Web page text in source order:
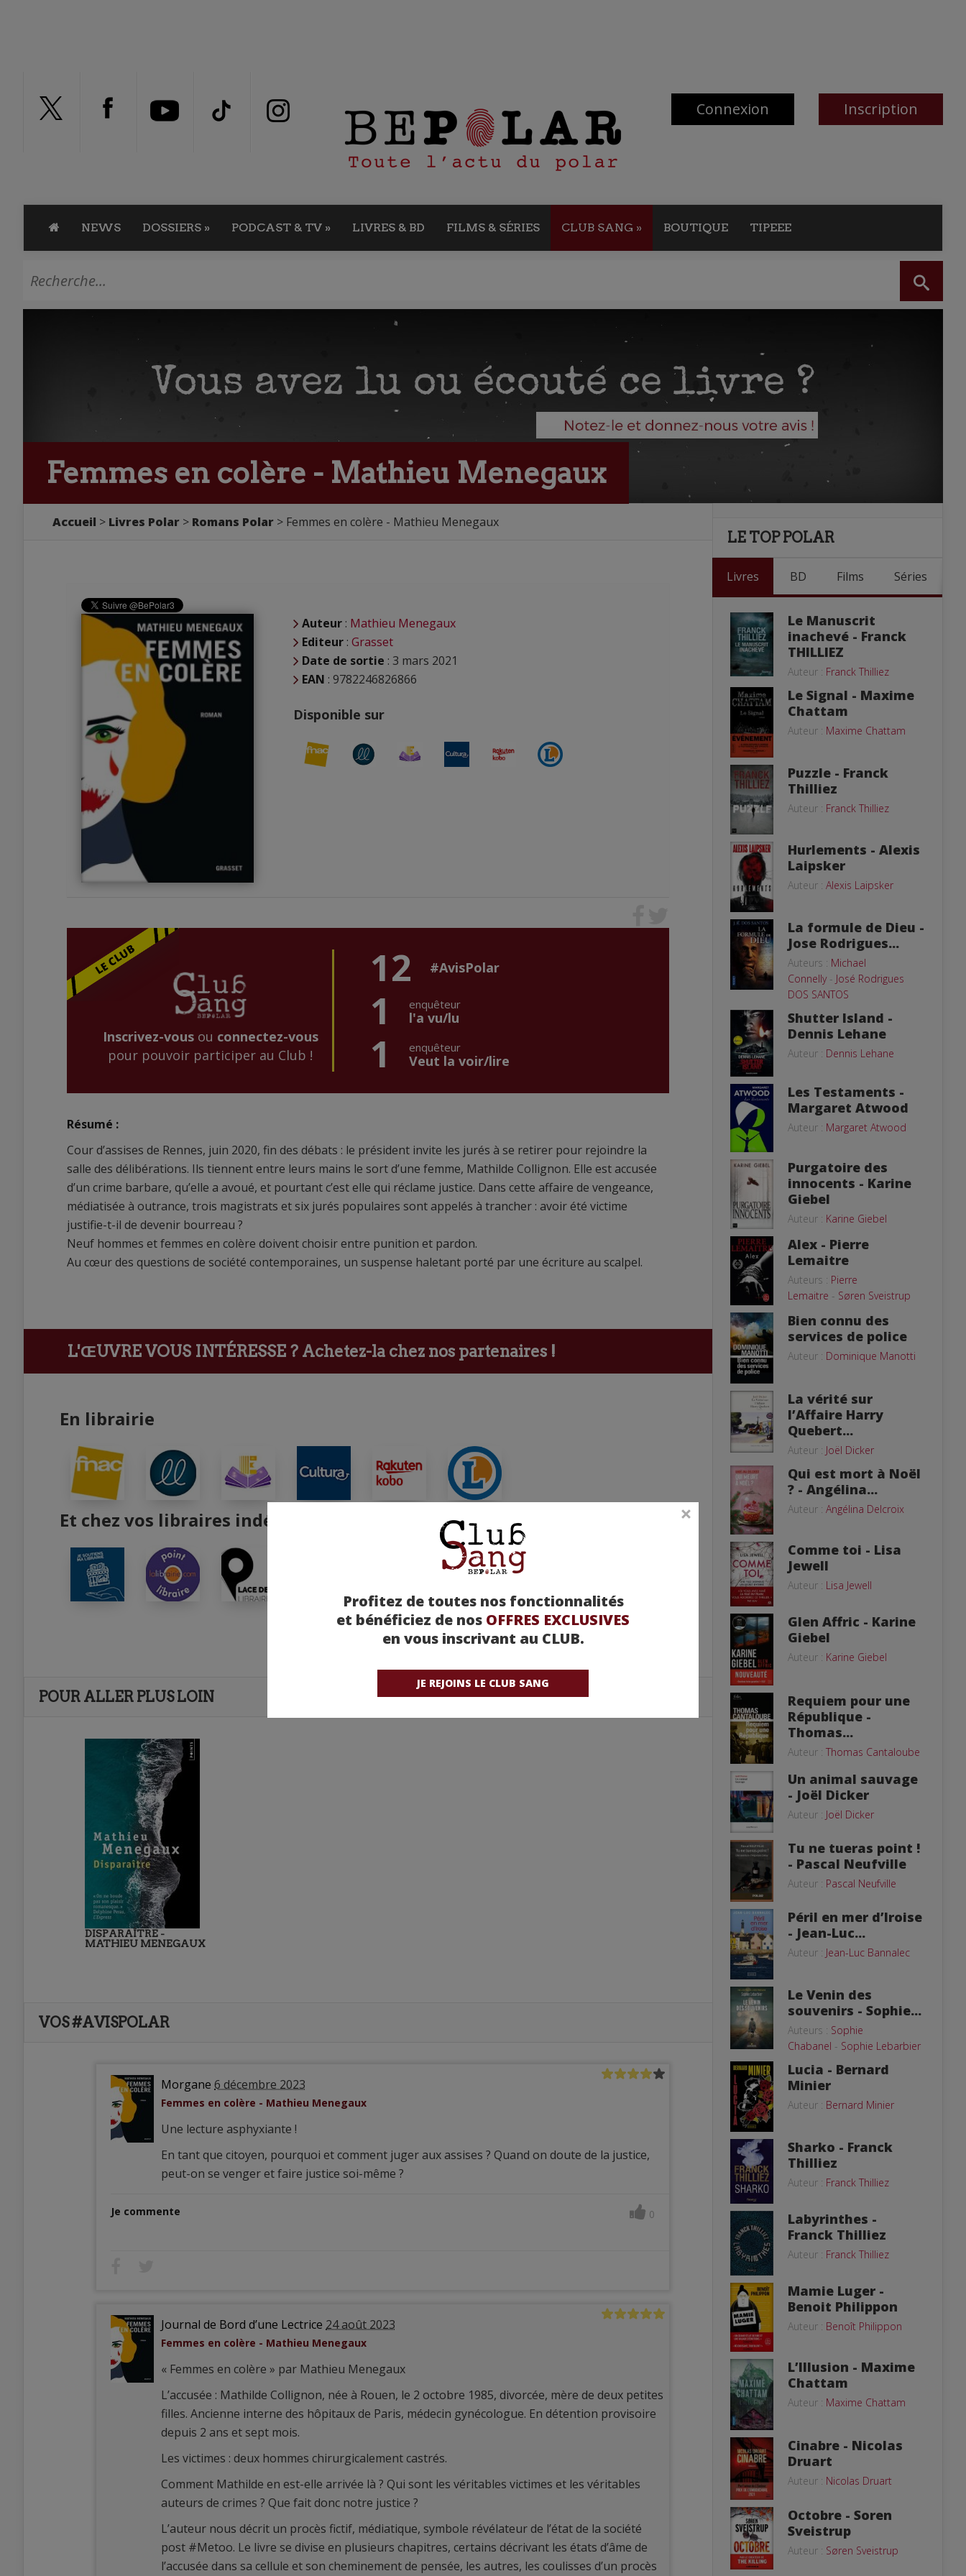
Connexion Inscription
NEWS DOSSIERS » PODCAST & TV » LIVRES & BD FILMS & SÉRIES CLUB SANG » BOUTIQUE TIPEEE
Profitez de toutes nos fonctionnalités
et bénéficiez de nos OFFRES EXCLUSIVES
en vous inscrivant au CLUB.
JE REJOINS LE CLUB SANG
Femmes en colère - Mathieu Menegaux
Accueil Livres Polar Romans Polar Femmes en colère - Mathieu Menegaux
Auteur : Mathieu Menegaux
Editeur : Grasset
Date de sortie : 3 mars 2021
EAN : 9782246826866
Disponible sur
Inscrivez-vousou connectez-vous
pour pouvoir participer au Club !
12 #AvisPolar
1 enquêteur
l'a vu/lu
1 enquêteur
Veut la voir/lire
Résumé :
Cour d’assises de Rennes, juin 2020, fin des débats : le président invite les jurés à se retirer pour rejoindre la
salle des délibérations. Ils tiennent entre leurs mains le sort d’une femme, Mathilde Collignon. Elle est accusée
d’un crime barbare, qu’elle a avoué, et pourtant c’est elle qui réclame justice. Dans cette affaire de vengeance,
médiatisée à outrance, trois magistrats et six jurés populaires sont appelés à trancher : avoir été victime
justifie-t-il de devenir bourreau ?
Neuf hommes et femmes en colère doivent choisir entre punition et pardon.
Au cœur des questions de société contemporaines, un suspense haletant porté par une écriture au scalpel.
L'ŒUVRE VOUS INTÉRESSE ? Achetez-la chez nos partenaires !
En librairie
Et chez vos libraires indépendants
POUR ALLER PLUS LOIN
DISPARAÎTRE -
MATHIEU MENEGAUX
VOS #AVISPOLAR
Morgane 6 décembre 2023
Femmes en colère - Mathieu Menegaux
Une lecture asphyxiante !
En tant que citoyen, pourquoi et comment juger aux assises ? Quand on doute de la justice,
peut-on se venger et faire justice soi-même ?
Je commente 0
Journal de Bord d’une Lectrice 24 août 2023
Femmes en colère - Mathieu Menegaux
« Femmes en colère » par Mathieu Menegaux
L’accusée : Mathilde Collignon, née à Rouen, le 2 octobre 1985, divorcée, mère de deux petites
filles. Ancienne interne des hôpitaux de Paris, médecin gynécologue. En détention provisoire
depuis 2 ans et sept mois.
Les victimes : deux hommes chirurgicalement castrés.
Comment Mathilde en est-elle arrivée là ? Qui sont les véritables victimes et les véritables
auteurs de crimes ? Que fait donc notre justice ?
L’auteur nous décrit un procès fictif, médiatique, symbole révélateur de l’état de la société
post #Metoo. Le livre se divise en plusieurs chapitres, certains décrivant les états d’âme de
l’accusée dans sa cellule et son cheminement de pensée, les autres, les coulisses d’un procès
LE TOP POLAR
Livres BD Films Séries
Le Manuscrit
inachevé - Franck
THILLIEZ
Auteur : Franck Thilliez
Le Signal - Maxime
Chattam
Auteur : Maxime Chattam
Puzzle - Franck
Thilliez
Auteur : Franck Thilliez
Hurlements - Alexis
Laipsker
Auteur : Alexis Laipsker
La formule de Dieu -
Jose Rodrigues...
Auteurs : Michael
Connelly- José Rodrigues
DOS SANTOS
Shutter Island -
Dennis Lehane
Auteur : Dennis Lehane
Les Testaments -
Margaret Atwood
Auteur : Margaret Atwood
Purgatoire des
innocents - Karine
Giebel
Auteur : Karine Giebel
Alex - Pierre
Lemaitre
Auteurs : Pierre
Lemaitre - Søren Sveistrup
Bien connu des
services de police
Auteur : Dominique Manotti
La vérité sur
l’Affaire Harry
Quebert...
Auteur : Joël Dicker
Qui est mort à Noël
? - Angélina...
Auteur : Angélina Delcroix
Comme toi - Lisa
Jewell
Auteur : Lisa Jewell
Glen Affric - Karine
Giebel
Auteur : Karine Giebel
Requiem pour une
République -
Thomas...
Auteur : Thomas Cantaloube
Un animal sauvage
- Joël Dicker
Auteur : Joël Dicker
Tu ne tueras point !
- Pascal Neufville
Auteur : Pascal Neufville
Péril en mer d’Iroise
- Jean-Luc...
Auteur : Jean-Luc Bannalec
Le Venin des
souvenirs - Sophie...
Auteurs : Sophie
Chabanel - Sophie Lebarbier
Lucia - Bernard
Minier
Auteur : Bernard Minier
Sharko - Franck
Thilliez
Auteur : Franck Thilliez
Labyrinthes -
Franck Thilliez
Auteur : Franck Thilliez
Mamie Luger -
Benoit Philippon
Auteur : Benoît Philippon
L’Illusion - Maxime
Chattam
Auteur : Maxime Chattam
Cinabre - Nicolas
Druart
Auteur : Nicolas Druart
Octobre - Soren
Sveistrup
Auteur : Søren Sveistrup